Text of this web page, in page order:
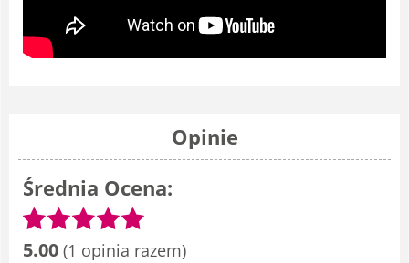
Opinie
Średnia Ocena:
5.00 (1 opinia razem)